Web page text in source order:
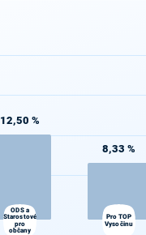
12,50 %
ODS a
Starostové
pro
občany
8,33 %
Pro TOP
Vysočinu